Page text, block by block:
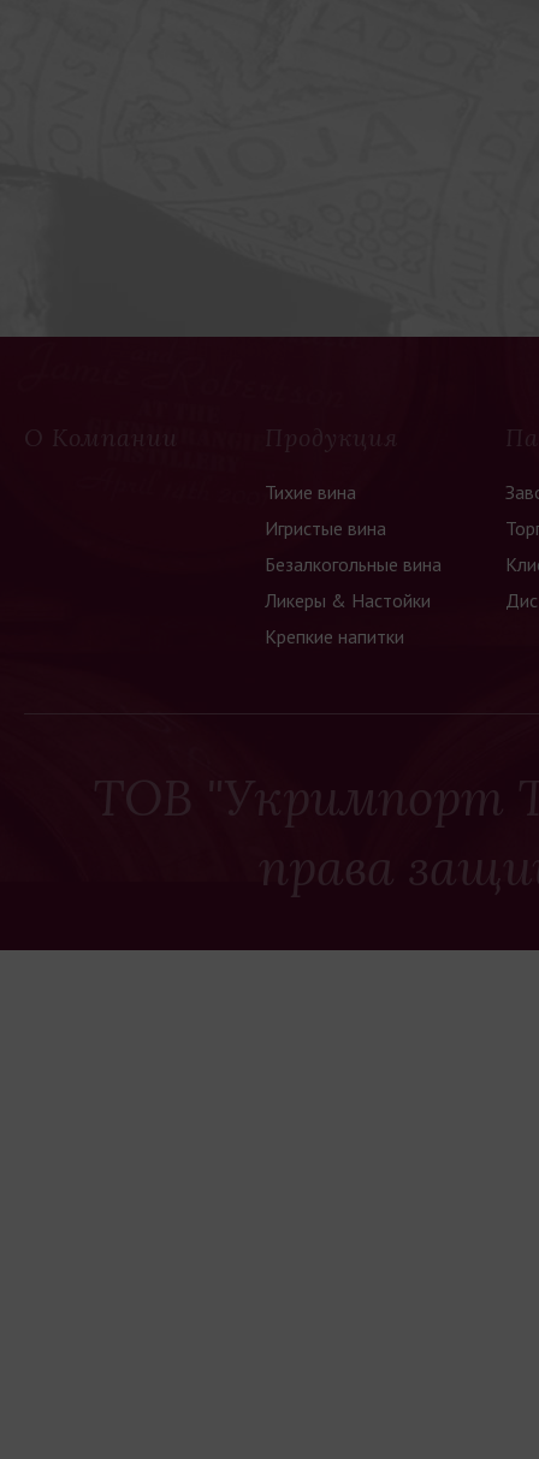
О Компании Продукция
Тихие вина
Игристые вина
Безалкогольные вина
Ликеры & Настойки
Крепкие напитки
ТОВ "Укримпорт
права